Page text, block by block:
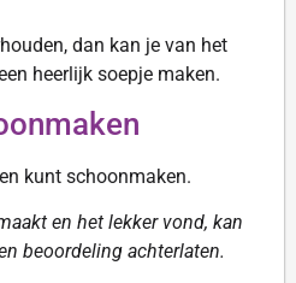
dan kan je van het
heerlijk soepje maken.
kunt schoonmaken.
en het lekker vond, kan
beoordeling achterlaten.